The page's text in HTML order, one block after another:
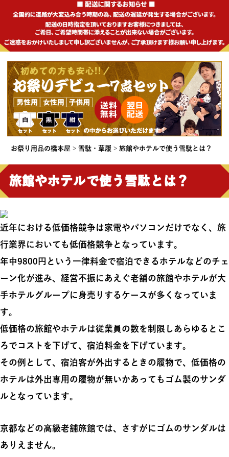
お祭り用品の橋本屋 雪駄・草履 旅館やホテルで使う雪駄とは？
旅館やホテルで使う雪駄とは？
近年における低価格競争は家電やパソコンだけでなく、旅
行業界においても低価格競争となっています。
年中9800円という一律料金で宿泊できるホテルなどのチェ
ーン化が進み、経営不振にあえぐ老舗の旅館やホテルが大
手ホテルグループに身売りするケースが多くなっていま
す。
低価格の旅館やホテルは従業員の数を制限しあらゆるとこ
ろでコストを下げて、宿泊料金を下げています。
その例として、宿泊客が外出するときの履物で、低価格の
ホテルは外出専用の履物が無いかあってもゴム製のサンダ
ルとなっています。
京都などの高級老舗旅館では、さすがにゴムのサンダルは
ありえません。